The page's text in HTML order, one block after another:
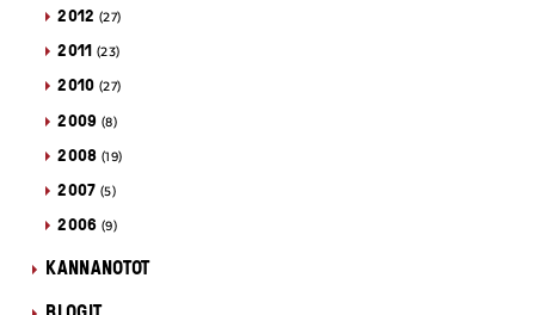
2012 (27)
2011 (23)
2010 (27)
2009 (8)
2008 (19)
2007 (5)
2006 (9)
KANNANOTOT